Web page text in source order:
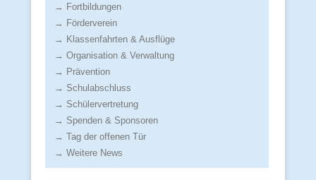
→ Fortbildungen
→ Förderverein
→ Klassenfahrten & Ausflüge
→ Organisation & Verwaltung
→ Prävention
→ Schulabschluss
→ Schülervertretung
→ Spenden & Sponsoren
→ Tag der offenen Tür
→ Weitere News